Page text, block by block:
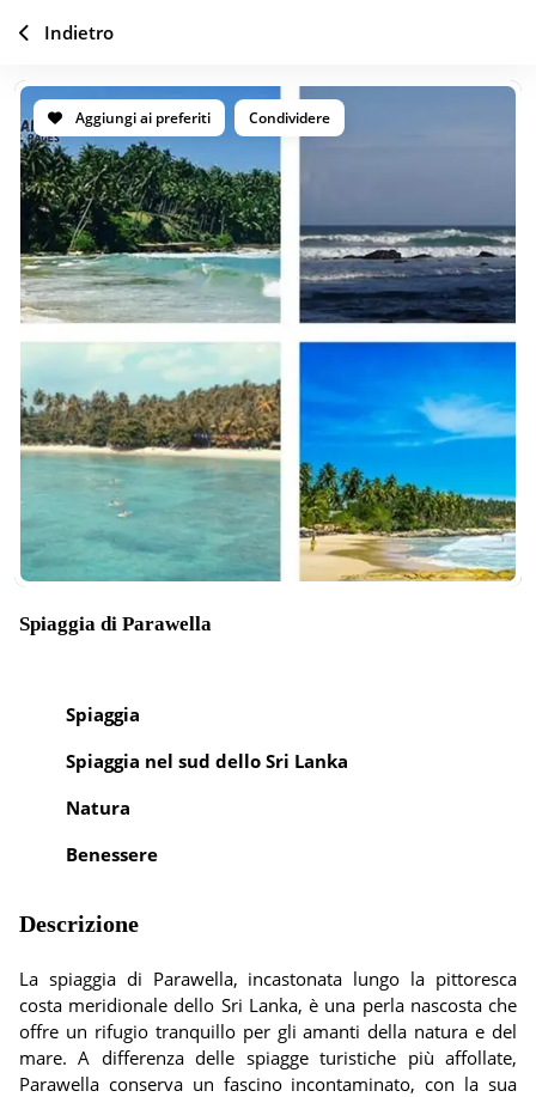
Aggiungi ai preferiti Condividere
Spiaggia di Parawella
Spiaggia
Spiaggia nel sud dello Sri Lanka
Natura
Benessere
Descrizione
La spiaggia di Parawella, incastonata lungo la pittoresca
costa meridionale dello Sri Lanka, è una perla nascosta che
offre un rifugio tranquillo per gli amanti della natura e del
mare. A differenza delle spiagge turistiche più affollate,
Parawella conserva un fascino incontaminato, con la sua
Indietro